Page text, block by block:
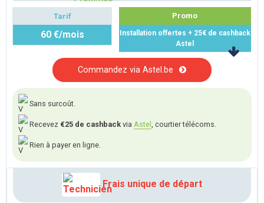
Tarif
60 €/mois
Promo
Installation offertes + 25€ de cashback
Astel
Commandez via Astel.be
Sans surcoût.
Recevez €25 de cashback via Astel , courtier télécoms.
Rien à payer en ligne.
Frais unique de départ